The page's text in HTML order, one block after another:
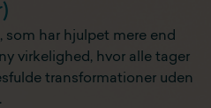
som har hjulpet mere end
virkelighed, hvor alle tager
transformationer uden